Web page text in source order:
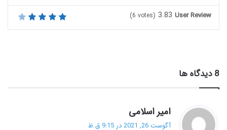
User Review
3.83
(6 votes)
‫8 دیدگاه ها
امیر اسلامی
ف
آگوست 26, 2021 در 9:15 ق.ظ